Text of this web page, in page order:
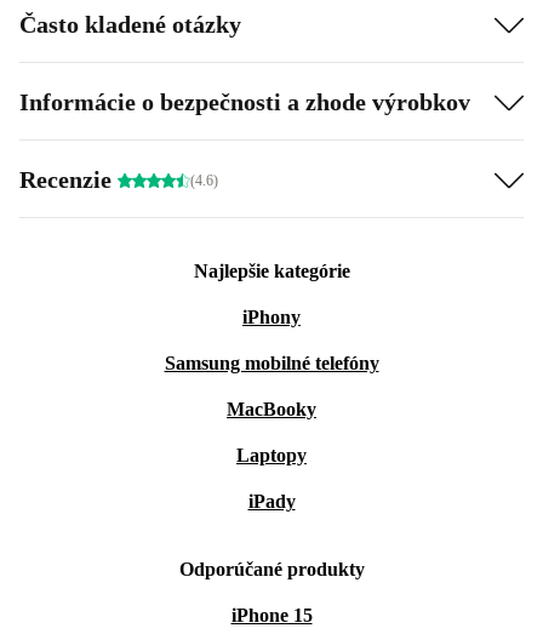
Často kladené otázky
Informácie o bezpečnosti a zhode výrobkov
Recenzie (4.6)
Najlepšie kategórie
iPhony
Samsung mobilné telefóny
MacBooky
Laptopy
iPady
Odporúčané produkty
iPhone 15